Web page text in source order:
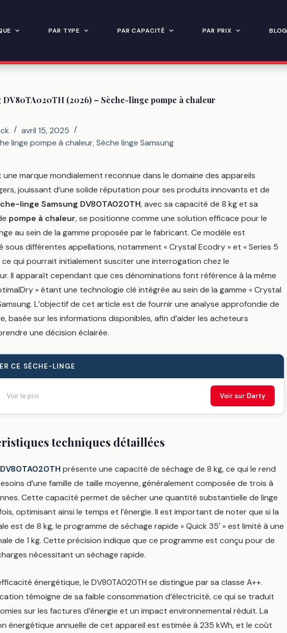
PAR TYPE PAR CAPACITÉ PAR PRIX BLOG
DV80TA020TH (2026) – Sèche-linge pompe à chaleur
avril 15, 2025
linge pompe à chaleur,Sèche linge Samsung
une marque mondialement reconnue dans le domaine des appareils
jouissant d’une solide réputation pour ses produits innovants et de
linge Samsung DV80TA020TH, avec sa capacité de 8 kg et sa
pompe à chaleur, se positionne comme une solution efficace pour le
au sein de la gamme proposée par le fabricant. Ce modèle est
sous différentes appellations, notamment « Crystal Ecodry » et « Series 5
ce qui pourrait initialement susciter une interrogation chez le
Il apparaît cependant que ces dénominations font référence à la même
» étant une technologie clé intégrée au sein de la gamme « Crystal
L’objectif de cet article est de fournir une analyse approfondie de
basée sur les informations disponibles, afin d’aider les acheteurs
une décision éclairée.
CE SÈCHE-LINGE
Voir le prix Voir sur Darty
techniques détaillées
présente une capacité de séchage de 8 kg, ce qui le rend
d’une famille de taille moyenne, généralement composée de trois à
Cette capacité permet de sécher une quantité substantielle de linge
optimisant ainsi le temps et l’énergie. Il est important de noter que si la
est de 8 kg, le programme de séchage rapide « Quick 35′ » est limité à une
de 1 kg. Cette précision indique que ce programme est conçu pour de
nécessitant un séchage rapide.
énergétique, le DV80TA020TH se distingue par sa classe A++.
témoigne de sa faible consommation d’électricité, ce qui se traduit
sur les factures d’énergie et un impact environnemental réduit. La
énergétique annuelle de cet appareil est estimée à 235 kWh, et le coût